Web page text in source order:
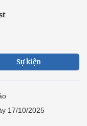
Sự kiện
17/10/2025